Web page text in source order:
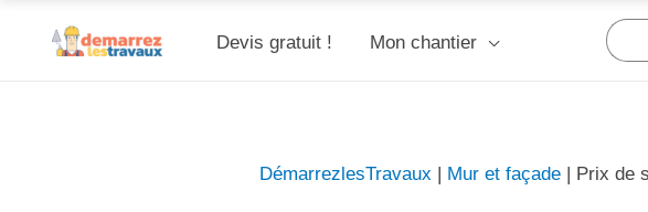
Devis gratuit ! Mon chantier
DémarrezlesTravaux | Mur et façade| Prix de